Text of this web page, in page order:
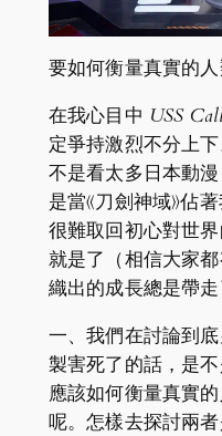
要如何衡量真實的
在我心目中 USS
定爭持激烈不分上
不是看太多日本動
是當《刀劍神域》佔
很難取回初心對世
就是了（相信大家
織出的成長總是帶
一、我們在討論到
製害死了的話，是
應該如何衡量真實
呢。怎樣去探討兩